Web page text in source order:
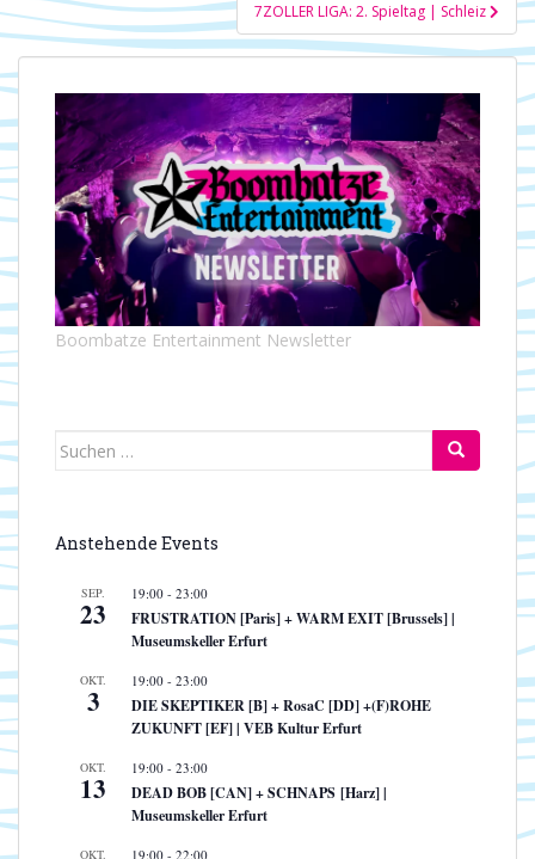
7ZOLLER LIGA: 2. Spieltag | Schleiz
Boombatze Entertainment Newsletter
Suchen
Anstehende Events
SEP.
23
19:00 - 23:00
FRUSTRATION [Paris] + WARM EXIT [Brussels] |
Museumskeller Erfurt
OKT.
3
19:00 - 23:00
DIE SKEPTIKER [B] + RosaC [DD] +(F)ROHE
ZUKUNFT [EF] | VEB Kultur Erfurt
OKT.
13
19:00 - 23:00
DEAD BOB [CAN] + SCHNAPS [Harz] |
Museumskeller Erfurt
OKT. 19:00 - 22:00